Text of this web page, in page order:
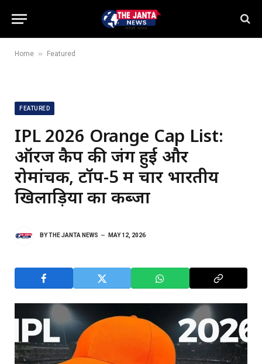
Home » Featured
FEATURED
IPL 2026 Orange Cap List:
ऑरेंज कैप की जंग हुई और
रोमांचक, टॉप-5 में चार भारतीय
खिलाड़ियों का कब्जा
BYTHE JANTA NEWS MAY 12, 2026